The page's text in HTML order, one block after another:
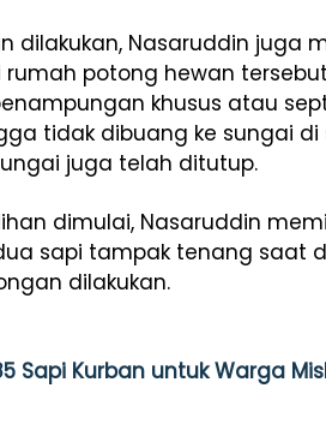
dilakukan, Nasaruddin juga
potong hewan
khusus atau
tidak dibuang ke sungai di
juga telah ditutup.
dimulai, Nasaruddin
sapi tampak tenang saat
dilakukan.
Sapi Kurban untuk Warga